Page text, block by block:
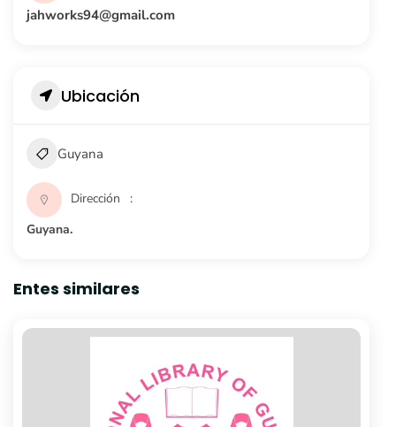
jahworks94@gmail.com
Ubicación
Guyana
Dirección
Guyana.
Entes similares